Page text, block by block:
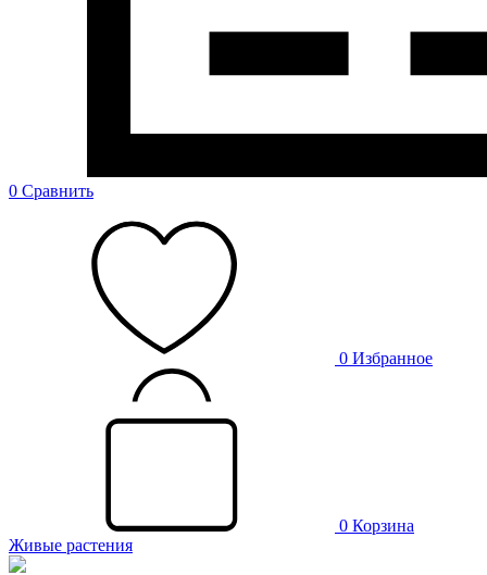
0 Сравнить
0 Избранное
0 Корзина
Живые растения